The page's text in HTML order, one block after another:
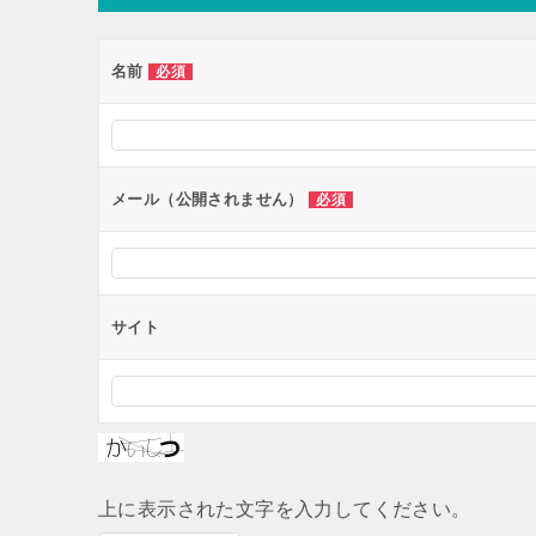
ー
ョ
ン
名前 必須
メール（公開されません） 必須
サイト
上に表示された文字を入力してください。